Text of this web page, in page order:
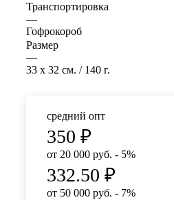
Транспортировка
—
Гофрокороб
Размер
—
33 x 32 см. / 140 г.
средний опт
350 ₽
от 20 000 руб. - 5%
332.50 ₽
от 50 000 руб. - 7%